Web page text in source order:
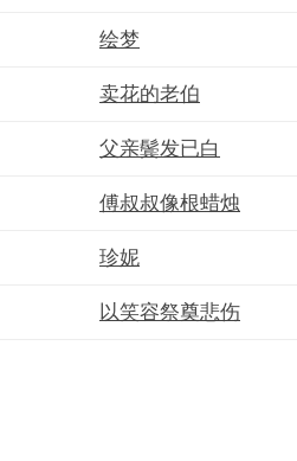
绘梦
卖花的老伯
父亲鬓发已白
傅叔叔像根蜡烛
珍妮
以笑容祭奠悲伤